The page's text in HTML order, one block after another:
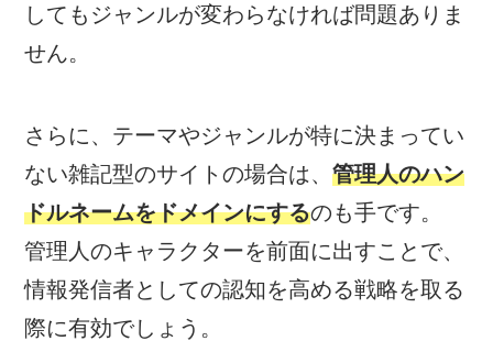
してもジャンルが変わらなければ問題ありま
せん。
さらに、テーマやジャンルが特に決まってい
ない雑記型のサイトの場合は、管理人のハン
ドルネームをドメインにするのも手です。
管理人のキャラクターを前面に出すことで、
情報発信者としての認知を高める戦略を取る
際に有効でしょう。